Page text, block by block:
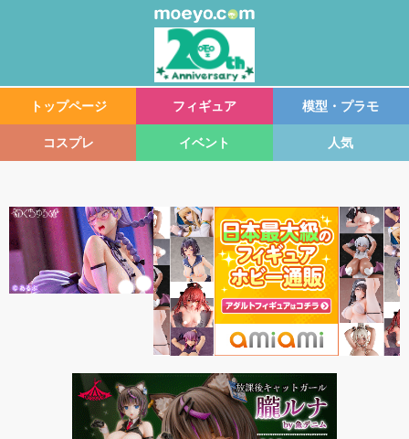
トップページ フィギュア 模型・プラモ
コスプレ イベント 人気